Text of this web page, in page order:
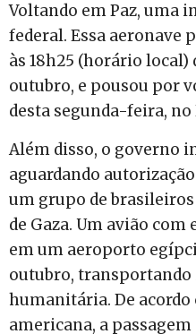
Voltando em Paz, uma
federal. Essa aeronave
às 18h25 (horário local)
outubro, e pousou por
desta segunda-feira, no
Além disso, o governo
aguardando
um grupo de
de Gaza. Um avião
em um aeroporto
outubro, transportando
humanitária. De
americana, a